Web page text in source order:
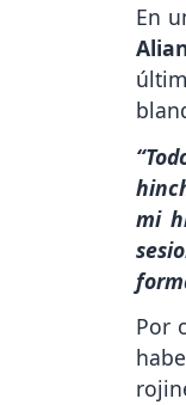
En
mi
Por